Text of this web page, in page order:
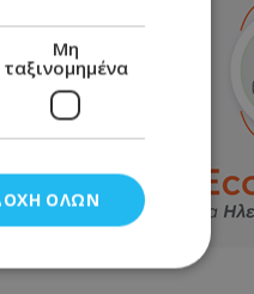
Μη
ταξινομημένα
ΌΛΩΝ